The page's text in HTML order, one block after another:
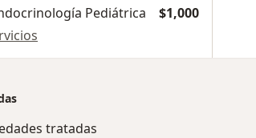
Pediátrica
$1,000
tratadas